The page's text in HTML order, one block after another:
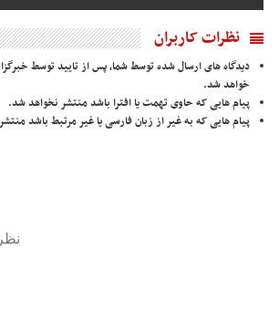
نظرات کاربران
دیدگاه های ارسال شده توسط شما، پس از تایید توسط
خواهد شد.
پیام هایی که حاوی تهمت یا افترا باشد منتشر نخواهد شد.
پیام هایی که به غیر از زبان فارسی یا غیر مرتبط باشد